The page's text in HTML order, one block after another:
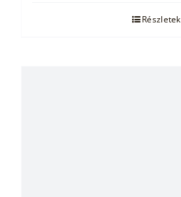
Részletek